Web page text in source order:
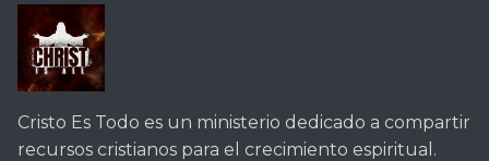
Cristo Es Todo es un ministerio dedicado a compartir
recursos cristianos para el crecimiento espiritual.